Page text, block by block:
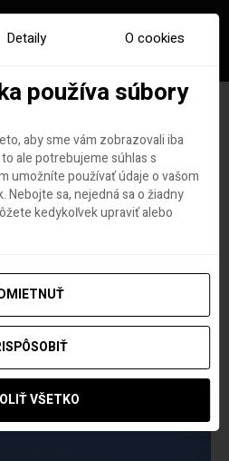
od Thomas
septembra
dovoleniek
Detaily O cookies
používa súbory
aby sme vám zobrazovali iba
ale potrebujeme súhlas s
umožníte používať údaje o vašom
sa, nejedná sa o žiadny
kedykoľvek upraviť alebo
VŠETKO